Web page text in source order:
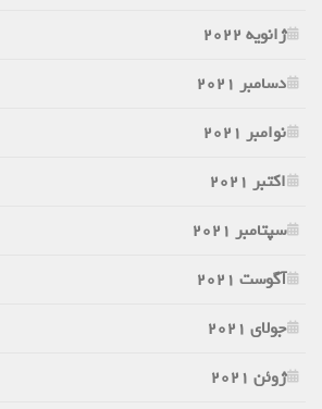
ژانویه 2022
دسامبر 2021
نوامبر 2021
اکتبر 2021
سپتامبر 2021
آگوست 2021
جولای 2021
ژوئن 2021